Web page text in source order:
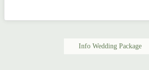
Info Wedding Package